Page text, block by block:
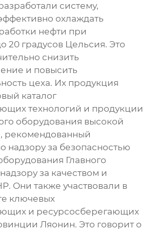
систему,
охлаждать
нефти при
20 градусов Цельсия. Это
снизить
и повысить
цеха. Их продукция
каталог
технологий и продукции
оборудования высокой
рекомендованный
надзору за безопасностью
Главного
за качеством и
Они также участвовали в
ключевых
и ресурсосберегающих
Ляонин. Это говорит о